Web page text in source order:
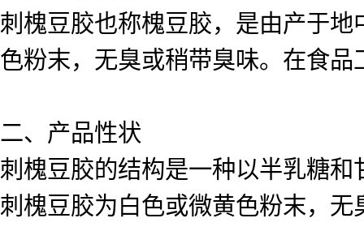
刺槐豆胶也称槐豆胶，是由产于
色粉末，无臭或稍带臭味。在食
二、产品性状
刺槐豆胶的结构是一种以半乳糖
刺槐豆胶为白色或微黄色粉末，无